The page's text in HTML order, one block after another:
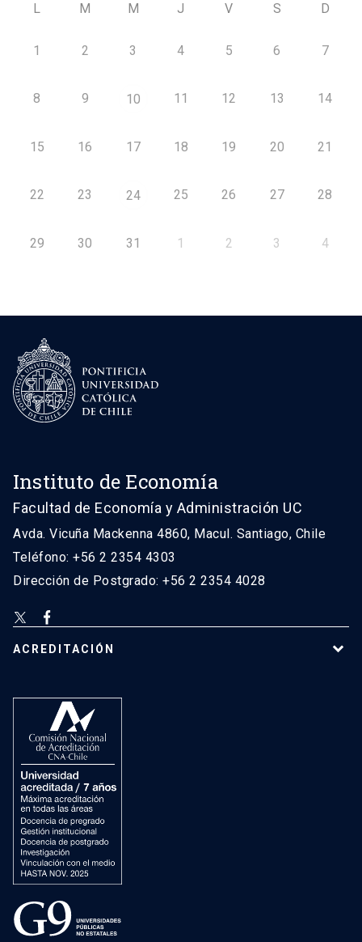
L M M J V S D
1 2 3 4 5 6 7
8 9 10 11 12 13 14
15 16 17 18 19 20 21
22 23 24 25 26 27 28
29 30 31 1 2 3 4
Instituto de Economía
Facultad de Economía y Administración UC
Avda. Vicuña Mackenna 4860, Macul. Santiago, Chile
Teléfono: +56 2 2354 4303
Dirección de Postgrado: +56 2 2354 4028
ACREDITACIÓN